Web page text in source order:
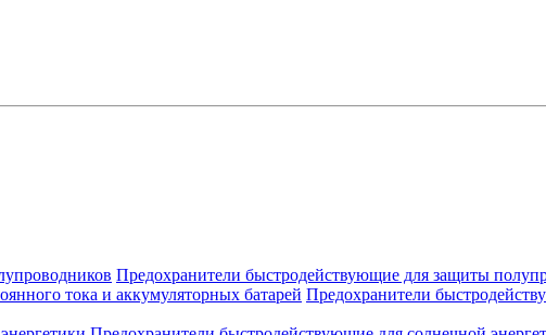
Предохранители быстродействующие для защиты
Предохранители